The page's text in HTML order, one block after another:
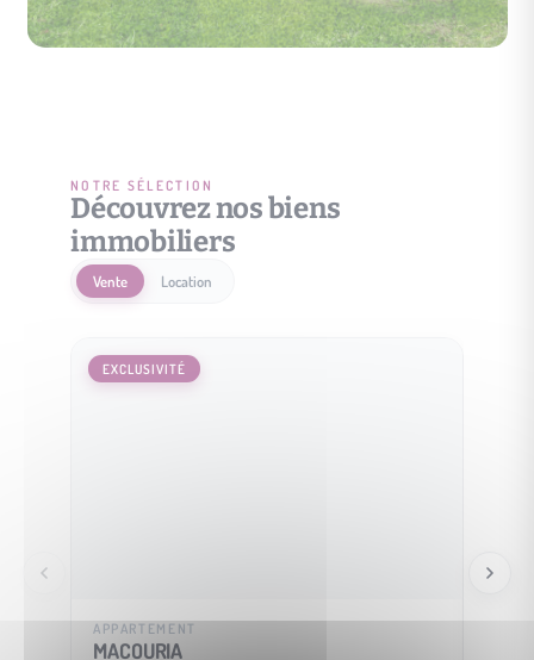
NOTRE SÉLECTION
Découvrez nos biens
immobiliers
Vente Location
EXCLUSIVITÉ
APPARTEMENT
MACOURIA